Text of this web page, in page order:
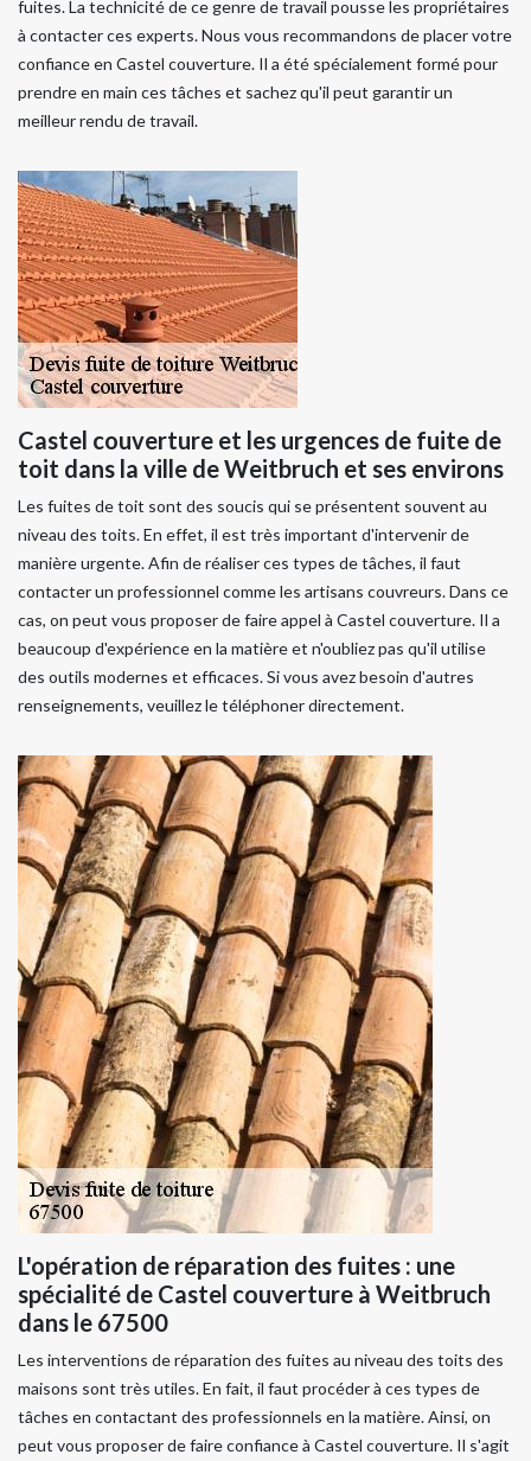
fuites. La technicité de ce genre de travail pousse les propriétaires
à contacter ces experts. Nous vous recommandons de placer votre
confiance en Castel couverture. Il a été spécialement formé pour
prendre en main ces tâches et sachez qu'il peut garantir un
meilleur rendu de travail.
Castel couverture et les urgences de fuite de
toit dans la ville de Weitbruch et ses environs
Les fuites de toit sont des soucis qui se présentent souvent au
niveau des toits. En effet, il est très important d'intervenir de
manière urgente. Afin de réaliser ces types de tâches, il faut
contacter un professionnel comme les artisans couvreurs. Dans ce
cas, on peut vous proposer de faire appel à Castel couverture. Il a
beaucoup d'expérience en la matière et n'oubliez pas qu'il utilise
des outils modernes et efficaces. Si vous avez besoin d'autres
renseignements, veuillez le téléphoner directement.
L'opération de réparation des fuites : une
spécialité de Castel couverture à Weitbruch
dans le 67500
Les interventions de réparation des fuites au niveau des toits des
maisons sont très utiles. En fait, il faut procéder à ces types de
tâches en contactant des professionnels en la matière. Ainsi, on
peut vous proposer de faire confiance à Castel couverture. Il s'agit